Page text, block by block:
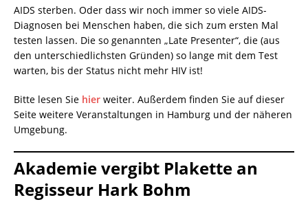
AIDS sterben. Oder dass wir noch immer so viele AIDS-
Diagnosen bei Menschen haben, die sich zum ersten Mal
testen lassen. Die so genannten „Late Presenter“, die (aus
den unterschiedlichsten Gründen) so lange mit dem Test
warten, bis der Status nicht mehr HIV ist!
Bitte lesen Sie hier weiter. Außerdem finden Sie auf dieser
Seite weitere Veranstaltungen in Hamburg und der näheren
Umgebung.
Akademie vergibt Plakette an
Regisseur Hark Bohm